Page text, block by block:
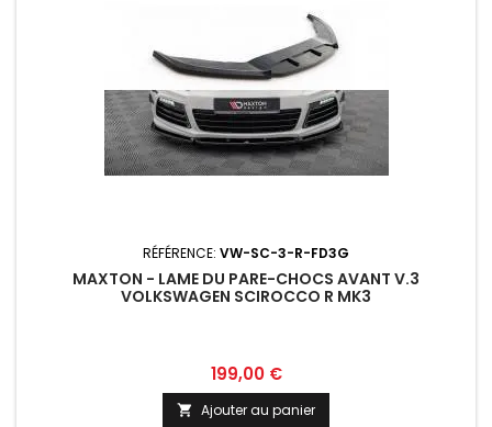
RÉFÉRENCE: VW-SC-3-R-FD3G
MAXTON - LAME DU PARE-CHOCS AVANT V.3
VOLKSWAGEN SCIROCCO R MK3
Prix
199,00 €
 Ajouter au panier